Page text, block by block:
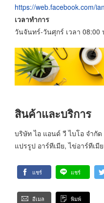
https://web.facebook.com/
เวลาทำการ
วันจันทร์-วันศุกร์ เวลา 08:00
สินค้าและบริการ
บริษัท ไอ แอนด์ วี ไบโอ จำกั
แปรรูป อาร์ทีเมีย, ไข่อาร์ทีเมี
แชร์ แชร์
อีเมล พิมพ์